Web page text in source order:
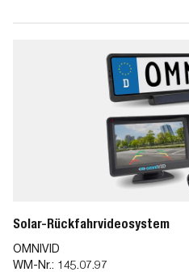
Solar-Rückfahrvideosystem
OMNIVID
WM-Nr.: 145.07.97